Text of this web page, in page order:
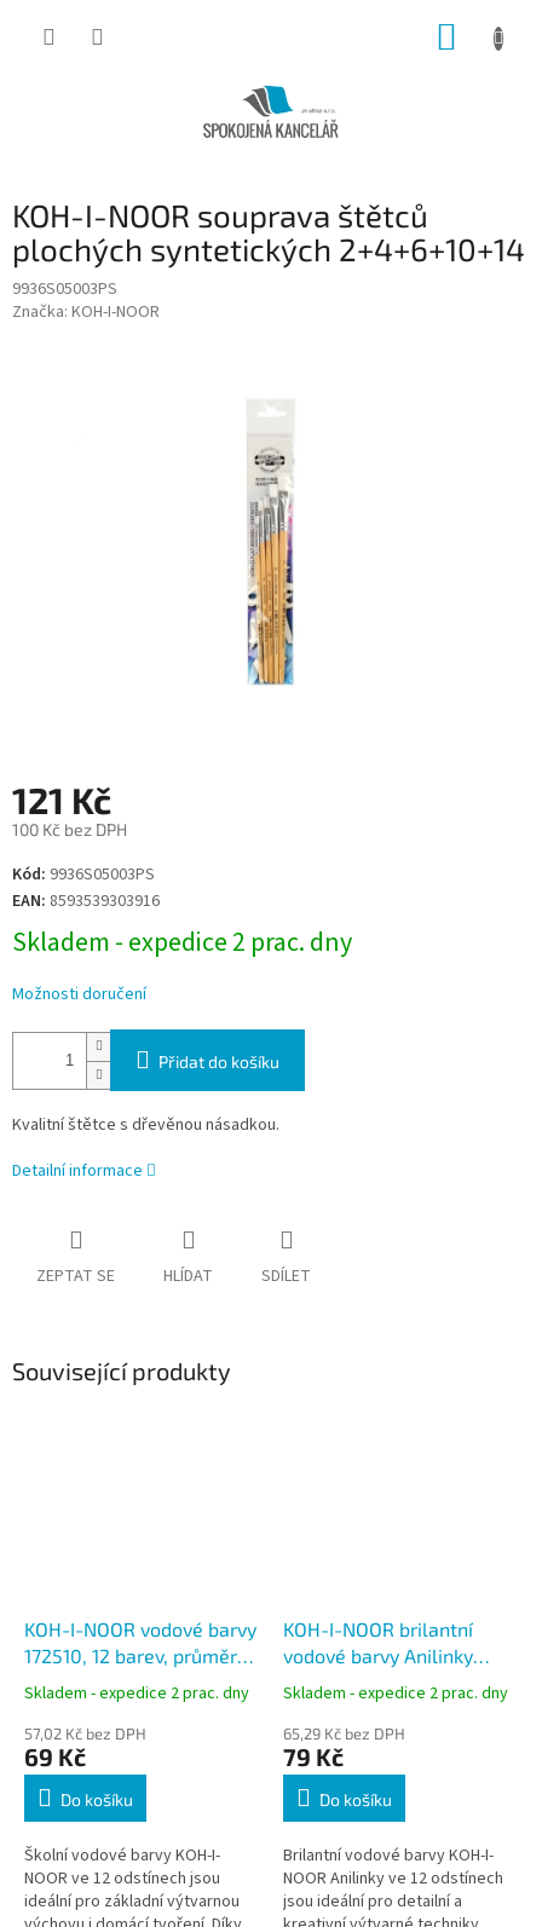
KOH-I-NOOR souprava štětců
plochých syntetických 2+4+6+10+14
9936S05003PS
Značka: KOH-I-NOOR
121 Kč
100 Kč bez DPH
Měrná
cena:
Kód: 9936S05003PS
EAN: 8593539303916
Skladem - expedice 2 prac. dny
Možnosti doručení
Přidat do košíku
Kvalitní štětce s dřevěnou násadkou.
Detailní informace
ZEPTAT SE HLÍDAT SDÍLET
Související produkty
KOH-I-NOOR vodové barvy
172510, 12 barev, průměr
30 mm
Skladem - expedice 2 prac. dny
57,02 Kč bez DPH
69 Kč
Do košíku
Školní vodové barvy KOH-I-
NOOR ve 12 odstínech jsou
ideální pro základní výtvarnou
KOH-I-NOOR brilantní
vodové barvy Anilinky
174503, 12 barev, průměr
Skladem - expedice 2 prac. dny
65,29 Kč bez DPH
79 Kč
Do košíku
Brilantní vodové barvy KOH-I-
NOOR Anilinky ve 12 odstínech
jsou ideální pro detailní a